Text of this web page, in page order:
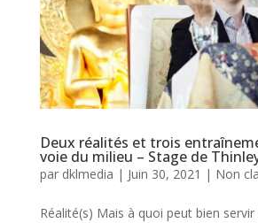
Deux réalités et trois
voie du milieu – Stage de
par dklmedia | Juin 30, 2021 | Non
Réalité(s) Mais à quoi peut bien